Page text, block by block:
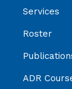
Services
Roster
ADR